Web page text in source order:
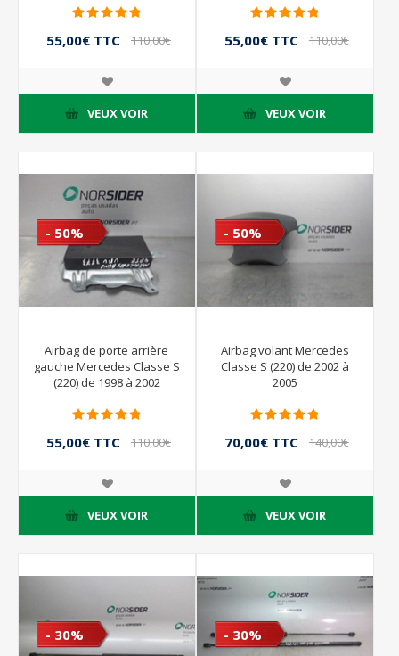
55,00€ TTC
110,00€
VEUX VOIR
55,00€ TTC
110,00€
VEUX VOIR
- 50%
Airbag de porte arrière
gauche Mercedes Classe S
(220) de 1998 à 2002
55,00€ TTC
110,00€
VEUX VOIR
- 50%
Airbag volant Mercedes
Classe S (220) de 2002 à
2005
70,00€ TTC
140,00€
VEUX VOIR
- 30% - 30%